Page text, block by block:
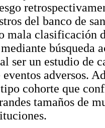
del banco de
mala clasificación
búsqueda
ser un estudio de
adversos.
cohorte que
tamaños de